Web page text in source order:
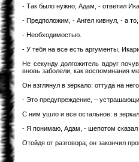
- Так было нужно, Адам, - ответил
- Предположим, - Ангел кивнул, - а
- Необходимостью.
- У тебя на все есть аргументы,
Не секунду долгожитель вдруг
вновь заболели, как воспоминания
Он взглянул в зеркало: оттуда на
- Это предупреждение, –
С ним ушло и все остальное: в
- Я понимаю, Адам, - шепотом сказал
Отойдя от разговора, он закончил